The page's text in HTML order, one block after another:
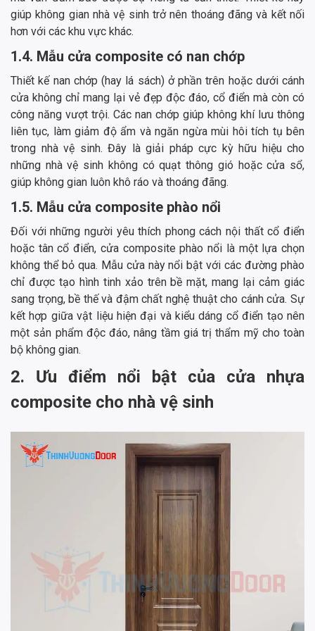
giúp không gian nhà vệ sinh trở nên thoáng đãng và kết nối
hơn với các khu vực khác.
1.4. Mẫu cửa composite có nan chớp
Thiết kế nan chớp (hay lá sách) ở phần trên hoặc dưới cánh
cửa không chỉ mang lại vẻ đẹp độc đáo, cổ điển mà còn có
công năng vượt trội. Các nan chớp giúp không khí lưu thông
liên tục, làm giảm độ ẩm và ngăn ngừa mùi hôi tích tụ bên
trong nhà vệ sinh. Đây là giải pháp cực kỳ hữu hiệu cho
những nhà vệ sinh không có quạt thông gió hoặc cửa sổ,
giúp không gian luôn khô ráo và thoáng đãng.
1.5. Mẫu cửa composite phào nổi
Đối với những người yêu thích phong cách nội thất cổ điển
hoặc tân cổ điển, cửa composite phào nổi là một lựa chọn
không thể bỏ qua. Mẫu cửa này nổi bật với các đường phào
chỉ được tạo hình tinh xảo trên bề mặt, mang lại cảm giác
sang trọng, bề thế và đậm chất nghệ thuật cho cánh cửa. Sự
kết hợp giữa vật liệu hiện đại và kiểu dáng cổ điển tạo nên
một sản phẩm độc đáo, nâng tầm giá trị thẩm mỹ cho toàn
bộ không gian.
2. Ưu điểm nổi bật của cửa nhựa
composite cho nhà vệ sinh